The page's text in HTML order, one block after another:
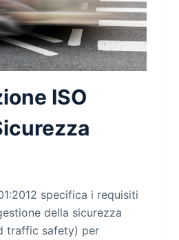
ISO
specifica i requisiti
della sicurezza
traffic safety) per